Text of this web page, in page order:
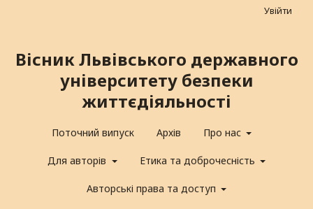
Вісник Львівського державного
університету безпеки
життєдіяльності
Поточний випуск Архів Про нас
Для авторів Етика та доброчесність
Авторські права та доступ
Увійти